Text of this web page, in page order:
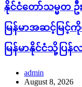
နိုင်ငံတော်သမ္မတ
မြန်မာအဆင့်မြ
မြန်မာနိုင်ငံသို့ပြ
admin
August 8, 2026